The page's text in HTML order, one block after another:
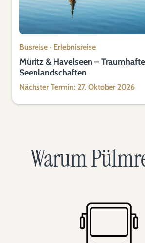
Busreise · Erlebnisreise
Müritz & Havelseen – Traumhafte
Seenlandschaften
Nächster Termin: 27. Oktober 2026
Warum